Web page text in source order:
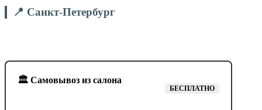
📍 Санкт-Петербург
🏛️ Самовывоз из салона
БЕСПЛАТНО